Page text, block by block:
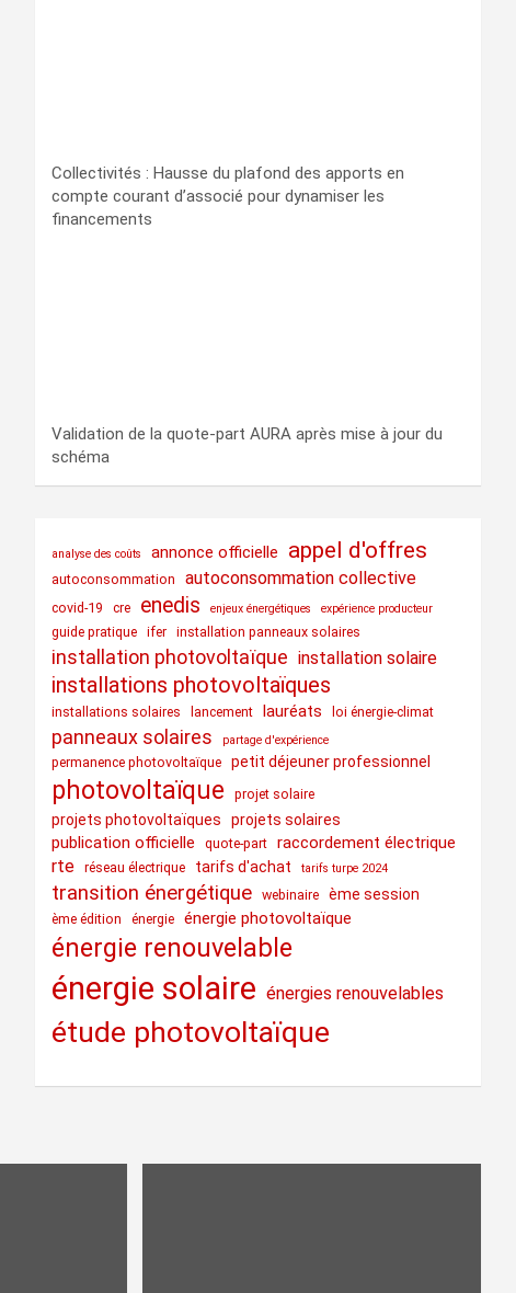
Collectivités : Hausse du plafond des apports en
compte courant d’associé pour dynamiser les
financements
Validation de la quote-part AURA après mise à jour du
schéma
analyse des coûts annonce officielle appel d'offres
autoconsommation autoconsommation collective
covid-19 cre enedis enjeux énergétiques expérience producteur
guide pratique ifer installation panneaux solaires
installation photovoltaïque installation solaire
installations photovoltaïques
installations solaires lancement lauréats loi énergie-climat
panneaux solaires partage d'expérience
permanence photovoltaïque petit déjeuner professionnel
photovoltaïque projet solaire
projets photovoltaïques projets solaires
publication officielle quote-part raccordement électrique
rte réseau électrique tarifs d'achat tarifs turpe 2024
transition énergétique webinaire ème session
ème édition énergie énergie photovoltaïque
énergie renouvelable
énergie solaire énergies renouvelables
étude photovoltaïque